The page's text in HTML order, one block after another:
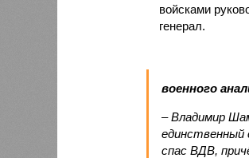
войсками
генерал.
военного
– Владимир
единственный
спас ВДВ,